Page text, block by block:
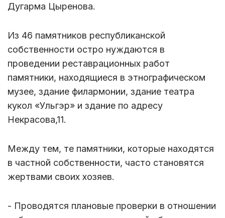
Дугарма Цыренова.
Из 46 памятников республиканской
собственности остро нуждаются в
проведении реставрационных работ
памятники, находящиеся в этнографическом
музее, здание филармонии, здание театра
кукол «Ульгэр» и здание по адресу
Некрасова,11.
Между тем, те памятники, которые находятся
в частной собственности, часто становятся
жертвами своих хозяев.
- Проводятся плановые проверки в отношении